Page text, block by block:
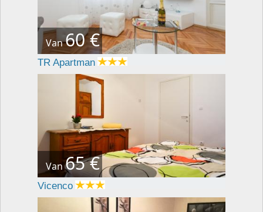
Van60 €
TR Apartman
Van65 €
Vicenco